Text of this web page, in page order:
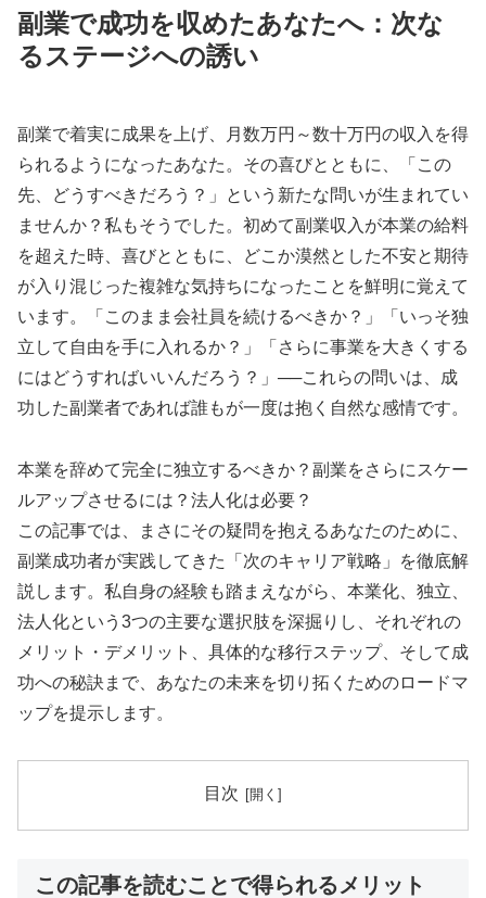
副業で成功を収めたあなたへ：次な
るステージへの誘い
副業で着実に成果を上げ、月数万円～数十万円の収入を得
られるようになったあなた。その喜びとともに、「この
先、どうすべきだろう？」という新たな問いが生まれてい
ませんか？私もそうでした。初めて副業収入が本業の給料
を超えた時、喜びとともに、どこか漠然とした不安と期待
が入り混じった複雑な気持ちになったことを鮮明に覚えて
います。「このまま会社員を続けるべきか？」「いっそ独
立して自由を手に入れるか？」「さらに事業を大きくする
にはどうすればいいんだろう？」──これらの問いは、成
功した副業者であれば誰もが一度は抱く自然な感情です。
本業を辞めて完全に独立するべきか？副業をさらにスケー
ルアップさせるには？法人化は必要？
この記事では、まさにその疑問を抱えるあなたのために、
副業成功者が実践してきた「次のキャリア戦略」を徹底解
説します。私自身の経験も踏まえながら、本業化、独立、
法人化という3つの主要な選択肢を深掘りし、それぞれの
メリット・デメリット、具体的な移行ステップ、そして成
功への秘訣まで、あなたの未来を切り拓くためのロードマ
ップを提示します。
目次
この記事を読むことで得られるメリット